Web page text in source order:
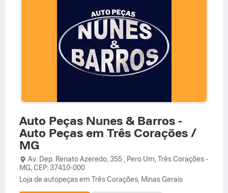
Auto Peças Nunes & Barros -
Auto Peças em Três Corações /
MG
Av. Dep. Renato Azeredo, 355 , Pero Um, Três Corações-
MG, CEP: 37410-000
Loja de autopeças em Três Corações, Minas Gerais